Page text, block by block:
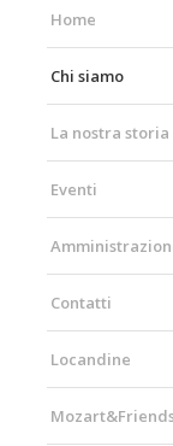
Home
Chi siamo
La nostra storia
Eventi
Contatti
Locandine